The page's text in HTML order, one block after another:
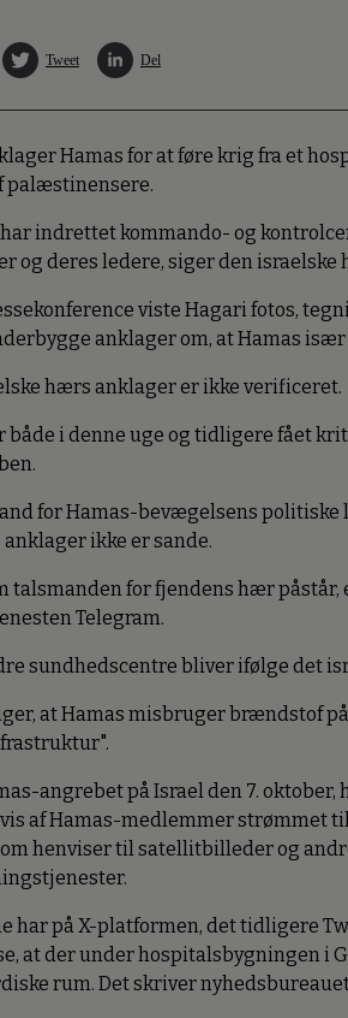
Tweet Del
Hamas for at føre krig fra et
palæstinensere.
indrettet kommando- og
og deres ledere, siger den israelske
viste Hagari fotos,
anklager om, at Hamas
hærs anklager er ikke verificeret.
både i denne uge og tidligere fået
for Hamas-bevægelsens politiske
anklager ikke er sande.
talsmanden for fjendens hær
Telegram.
sundhedscentre bliver ifølge det
at Hamas misbruger brændstof
angrebet på Israel den 7.
af Hamas-medlemmer strømmet
henviser til satellitbilleder og
har på X-platformen, det tidligere
at der under hospitalsbygningen i
rum. Det skriver